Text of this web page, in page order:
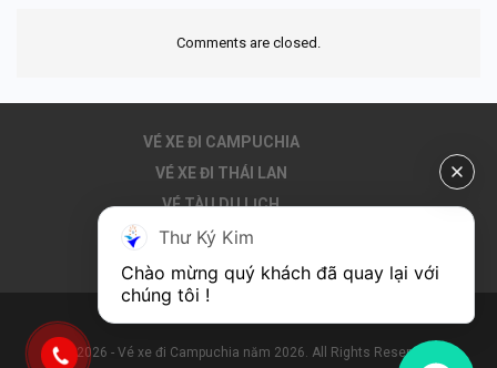
Comments are closed.
VÉ XE ĐI CAMPUCHIA
VÉ XE ĐI THÁI LAN
VÉ TÀU DU LỊCH
THUÊ XE ĐI CAMPUCHIA
DU LỊCH CAMPUCHIA
© 2026 - Vé xe đi Campuchia năm 2026. All Rights Reserved.
Thư Ký Kim
Chào mừng quý khách đã quay lại với
chúng tôi !